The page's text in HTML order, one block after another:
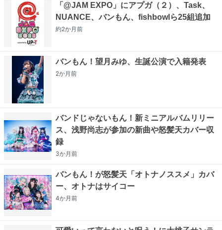
「@JAM EXPO」にアプガ（２）、Task、
NUANCE、バンもん、fishbowlら25組追加
約2か月前
バンもん！望月みゆ、生誕公演で入籍発表
2か月前
バンドじゃないもん！新ミニアルバムリリー
ス、浅野尚志が参加の新曲や怒髪天カバー収
録
3か月前
バンもん！が怒髪天「オトナノススメ」カバ
ー、オトナはサイコー
4か月前